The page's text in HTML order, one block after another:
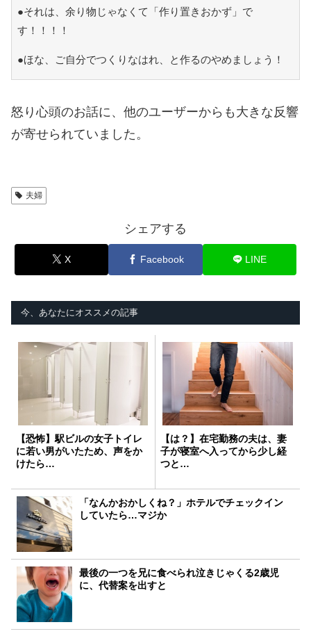
●それは、余り物じゃなくて「作り置きおかず」で
す！！！！
●ほな、ご自分でつくりなはれ、と作るのやめましょう！
怒り心頭のお話に、他のユーザーからも大きな反響
が寄せられていました。
夫婦
シェアする
X Facebook LINE
今、あなたにオススメの記事
【恐怖】駅ビルの女子トイレ
に若い男がいたため、声をか
けたら…
【は？】在宅勤務の夫は、妻
子が寝室へ入ってから少し経
つと…
「なんかおかしくね？」ホテルでチェックイン
していたら…マジか
最後の一つを兄に食べられ泣きじゃくる2歳児
に、代替案を出すと